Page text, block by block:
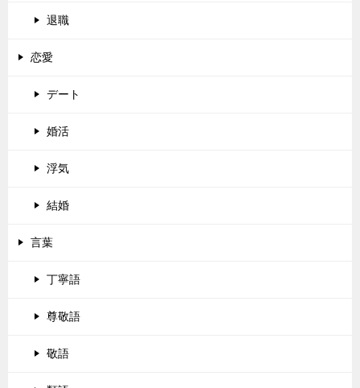
退職
恋愛
デート
婚活
浮気
結婚
言葉
丁寧語
尊敬語
敬語